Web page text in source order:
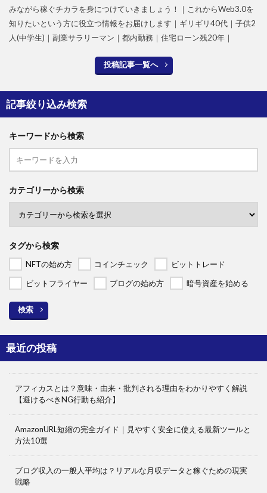
みながら稼ぐチカラを身につけていきましょう！｜これからWeb3.0を
知りたいという方に役立つ情報をお届けします｜ギリギリ40代｜子供2
人(中学生)｜副業サラリーマン｜都内勤務｜住宅ローン残20年｜
投稿記事一覧へ
記事絞り込み検索
キーワードから検索
カテゴリーから検索
タグから検索
NFTの始め方 コインチェック
ビットトレード
ビットフライヤー
ブログの始め方 暗号資産を始める
検索
最近の投稿
アフィカスとは？意味・由来・批判される理由をわかりやすく解説
【避けるべきNG行動も紹介】
AmazonURL短縮の完全ガイド｜見やすく安全に使える最新ツールと
方法10選
ブログ収入の一般人平均は？リアルな月収データと稼ぐための現実
戦略